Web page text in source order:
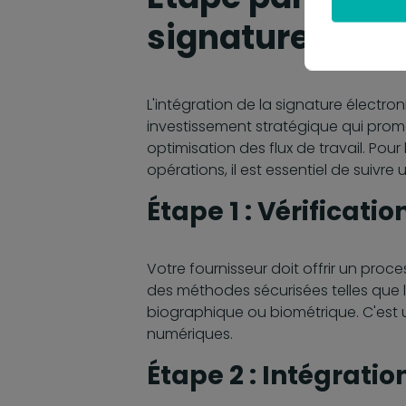
signature
L'intégration de la signature
investissement stratégique qui
optimisation des flux de travail.
opérations, il est essentiel de suivre
Étape 1 :
Votre fournisseur doit offrir un
des méthodes sécurisées telles
biographique ou biométrique. C'est
numériques.
Étape 2 :